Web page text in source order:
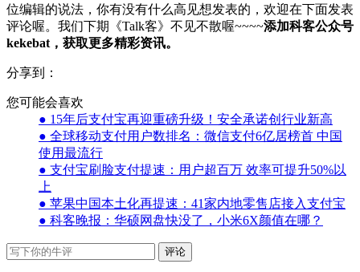
位编辑的说法，你有没有什么高见想发表的，欢迎在下面发表
评论喔。我们下期《Talk客》不见不散喔~~~~添加科客公众号
kekebat，获取更多精彩资讯。
分享到：
您可能会喜欢
● 15年后支付宝再迎重磅升级！安全承诺创行业新高
● 全球移动支付用户数排名：微信支付6亿居榜首 中国
使用最流行
● 支付宝刷脸支付提速：用户超百万 效率可提升50%以
上
● 苹果中国本土化再提速：41家内地零售店接入支付宝
● 科客晚报：华硕网盘快没了，小米6X颜值在哪？
评论